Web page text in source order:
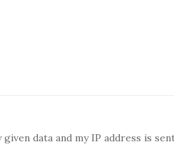
given data and my IP address is